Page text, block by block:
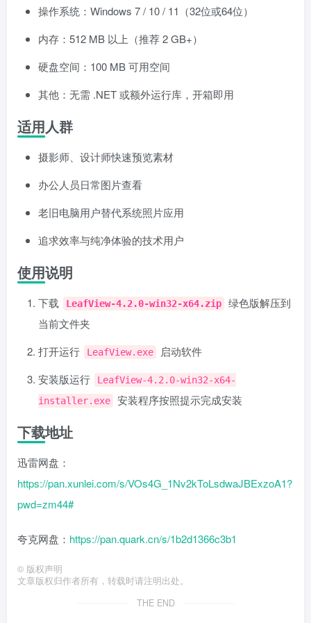
操作系统：Windows 7 / 10 / 11（32位或64位）
内存：512 MB 以上（推荐 2 GB+）
硬盘空间：100 MB 可用空间
其他：无需 .NET 或额外运行库，开箱即用
适用人群
摄影师、设计师快速预览素材
办公人员日常图片查看
老旧电脑用户替代系统照片应用
追求效率与纯净体验的技术用户
使用说明
下载 LeafView-4.2.0-win32-x64.zip
绿色版解压到
当前文件夹
打开运行
LeafView.exe
启动软件
安装版运行
LeafView-4.2.0-win32-x64-
installer.exe
安装程序按照提示完成安装
下载地址
迅雷网盘：
https://pan.xunlei.com/s/VOs4G_1Nv2kToLsdwaJBExzoA1?
pwd=zm44#
夸克网盘： https://pan.quark.cn/s/1b2d1366c3b1
© 版权声明
文章版权归作者所有，转载时请注明出处。
THE END